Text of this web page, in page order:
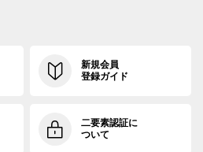
新規会員
登録ガイド
二要素認証に
ついて